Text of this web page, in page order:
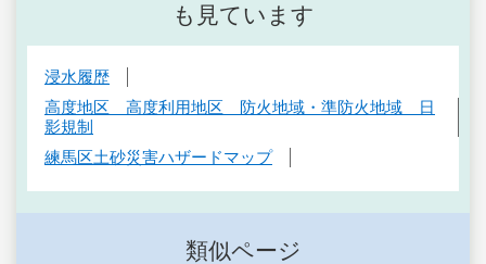
も見ています
浸水履歴
高度地区 高度利用地区 防火地域・準防火地域 日
影規制
練馬区土砂災害ハザードマップ
類似ページ